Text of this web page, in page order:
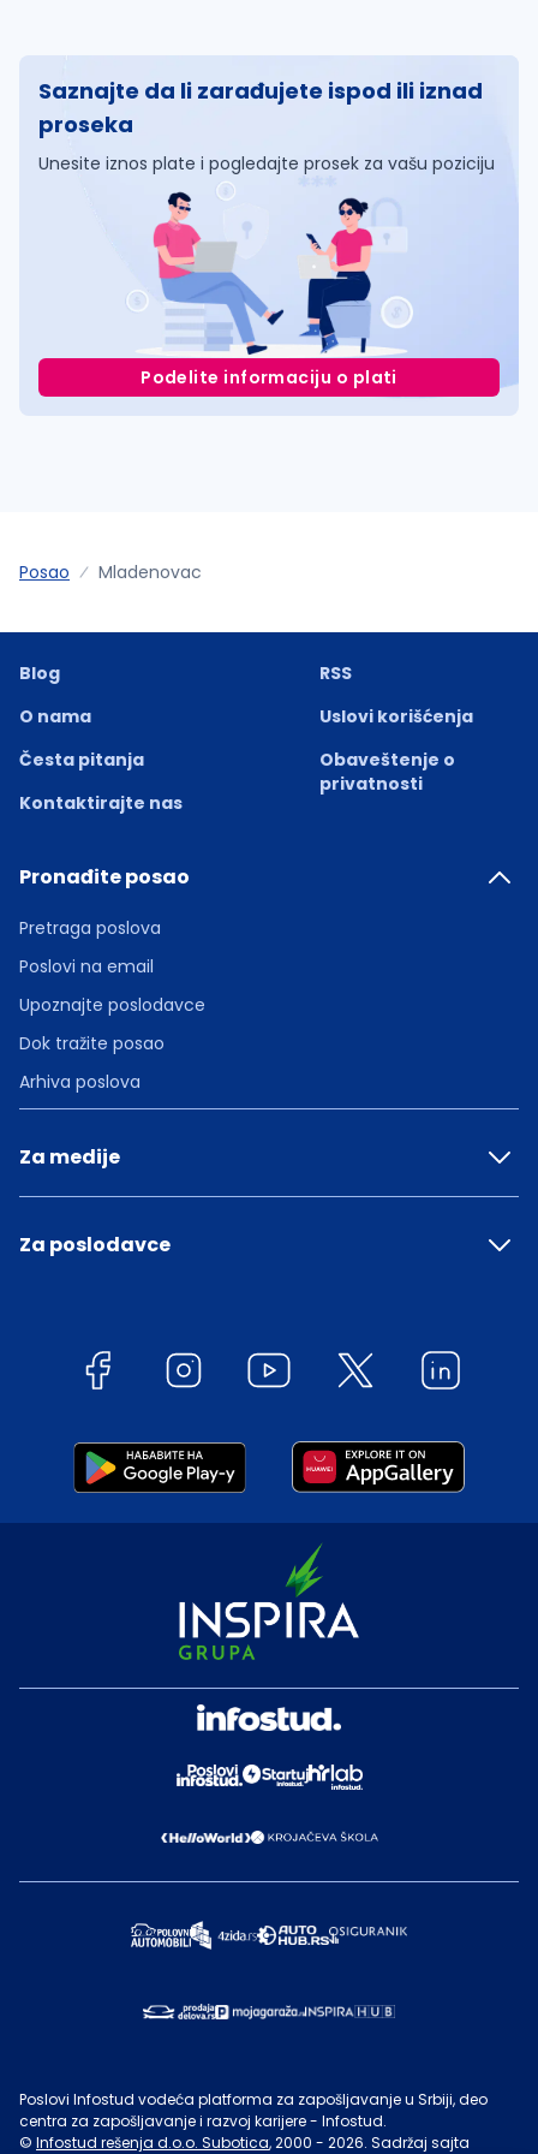
Saznajte da li zarađujete ispod ili iznad
proseka
Unesite iznos plate i pogledajte prosek za vašu poziciju
Podelite informaciju o plati
Posao Mladenovac
Blog
O nama
Česta pitanja
Kontaktirajte nas
RSS
Uslovi korišćenja
Obaveštenje o
privatnosti
Pronađite posao
Pretraga poslova
Poslovi na email
Upoznajte poslodavce
Dok tražite posao
Arhiva poslova
Za medije
Za poslodavce
Poslovi Infostud vodeća platforma za zapošljavanje u Srbiji, deo
centra za zapošljavanje i razvoj karijere - Infostud.
© Infostud rešenja d.o.o. Subotica, 2000 - 2026. Sadržaj sajta